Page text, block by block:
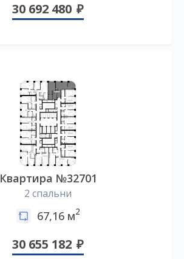
30 692 480
Квартира №32701
2 спальни
67,16 м2
30 655 182